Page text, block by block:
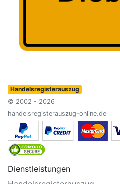
Handelsregisterauszug
© 2002 - 2026
handelsregisterauszug-online.de
Dienstleistungen